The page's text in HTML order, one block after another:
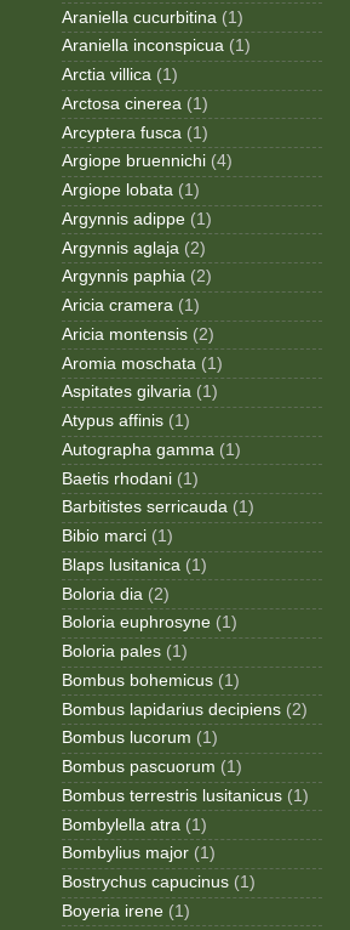
Araniella cucurbitina (1)
Araniella inconspicua (1)
Arctia villica (1)
Arctosa cinerea (1)
Arcyptera fusca (1)
Argiope bruennichi (4)
Argiope lobata (1)
Argynnis adippe (1)
Argynnis aglaja (2)
Argynnis paphia (2)
Aricia cramera (1)
Aricia montensis (2)
Aromia moschata (1)
Aspitates gilvaria (1)
Atypus affinis (1)
Autographa gamma (1)
Baetis rhodani (1)
Barbitistes serricauda (1)
Bibio marci (1)
Blaps lusitanica (1)
Boloria dia (2)
Boloria euphrosyne (1)
Boloria pales (1)
Bombus bohemicus (1)
Bombus lapidarius decipiens (2)
Bombus lucorum (1)
Bombus pascuorum (1)
Bombus terrestris lusitanicus (1)
Bombylella atra (1)
Bombylius major (1)
Bostrychus capucinus (1)
Boyeria irene (1)